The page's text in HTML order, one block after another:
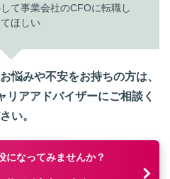
て事業会社のCFOに転職し
ほしい
悩みや不安をお持ちの方は、
リアアドバイザーにご相談く
い。
になってみませんか？